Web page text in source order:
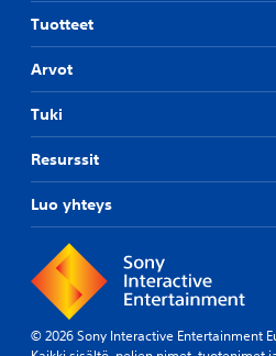
Tuotteet
Arvot
Tuki
Resurssit
Luo yhteys
© 2026 Sony Interactive Entertainment